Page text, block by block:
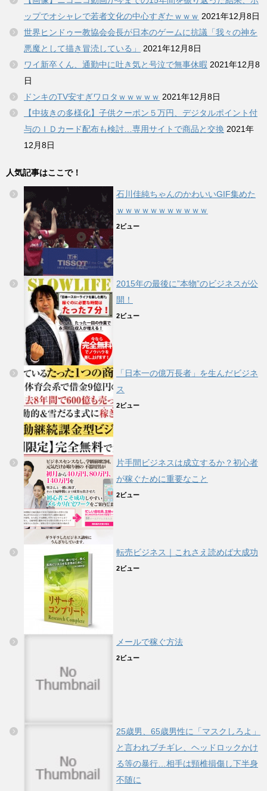
ップでオシャレで若者文化の中心すぎたｗｗｗ 2021年12月8日
世界ヒンドゥー教協会会長が日本のゲームに抗議「我々の神を
悪魔として描き冒涜している」
2021年12月8日
ワイ新卒くん、通勤中に吐き気と号泣で無事休暇 2021年12月8
日
ドンキのTV安すぎワロタｗｗｗｗｗ 2021年12月8日
【中抜きの多様化】子供クーポン５万円、デジタルポイント付
与のＩＤカード配布も検討…専用サイトで商品と交換 2021年
12月8日
人気記事はここで！
石川佳純ちゃんのかわいいGIF集めた
ｗｗｗｗｗｗｗｗｗｗｗ
2ビュー
2015年の最後に”本物”のビジネスが公
開！
2ビュー
「日本一の億万長者」を生んだビジネ
ス
2ビュー
片手間ビジネスは成立するか？初心者
が稼ぐために重要なこと
2ビュー
転売ビジネス｜これさえ読めば大成功
2ビュー
メールで稼ぐ方法
2ビュー
25歳男、65歳男性に「マスクしろよ」
と言われブチギレ、ヘッドロックかけ
る等の暴行…相手は頸椎損傷し下半身
不随に